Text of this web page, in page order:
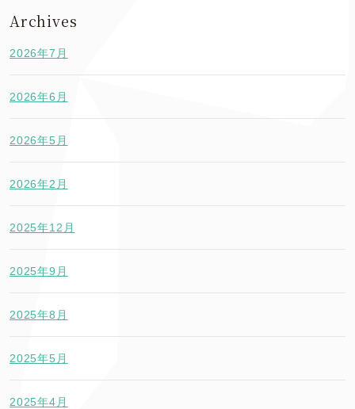
Archives
2026年7月
2026年6月
2026年5月
2026年2月
2025年12月
2025年9月
2025年8月
2025年5月
2025年4月